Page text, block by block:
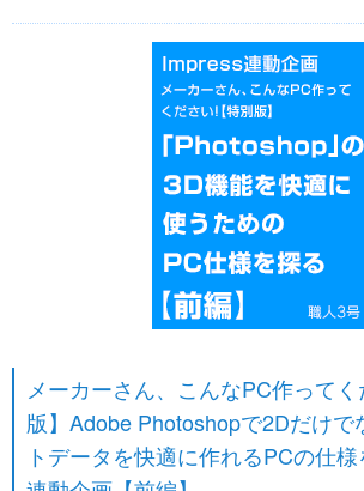
メーカーさん、こんなPC作って
版】Adobe Photoshopで2Dだけで
トデータを快適に作れるPCの仕